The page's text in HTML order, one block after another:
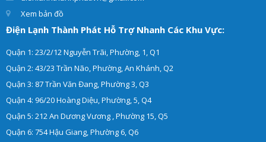
Xem bản đồ
Điện Lạnh Thành Phát Hỗ Trợ Nhanh Các Khu Vực:
Quận 1: 23/2/12 Nguyễn Trãi, Phường, 1, Q1
Quận 2: 43/23 Trần Não, Phường, An Khánh, Q2
Quận 3: 87 Trần Văn Đang, Phường 3, Q3
Quận 4: 96/20 Hoàng Diệu, Phường, 5, Q4
Quận 5: 212 An Dương Vương , Phường 15, Q5
Quận 6: 754 Hậu Giang, Phường 6, Q6